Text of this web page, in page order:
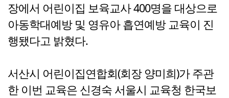
장에서 어린이집 보육교사 400명을 대상으로
아동학대예방 및 영유아 흡연예방 교육이 진
행됐다고 밝혔다.
서산시 어린이집연합회(회장 양미희)가 주관
한 이번 교육은 신경숙 서울시 교육청 한국보